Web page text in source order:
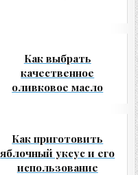
Как выбрать
качественное
оливковое масло
Как приготовить
яблочный уксус и его
использование